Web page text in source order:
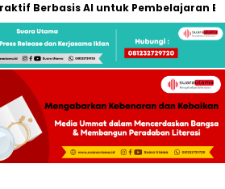
Berbasis AI untuk Pembelajaran